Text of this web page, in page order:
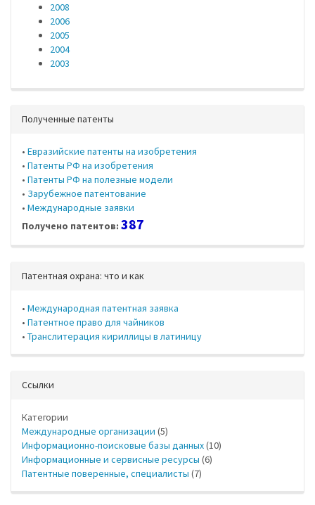
2008
2006
2005
2004
2003
Полученные патенты
• Евразийские патенты на изобретения
• Патенты РФ на изобретения
• Патенты РФ на полезные модели
• Зарубежное патентование
• Международные заявки
Получено патентов: 387
Патентная охрана: что и как
• Международная патентная заявка
• Патентное право для чайников
• Транслитерация кириллицы в латиницу
Ссылки
Категории
Международные организации (5)
Информационно-поисковые базы данных(10)
Информационные и сервисные ресурсы (6)
Патентные поверенные, специалисты (7)